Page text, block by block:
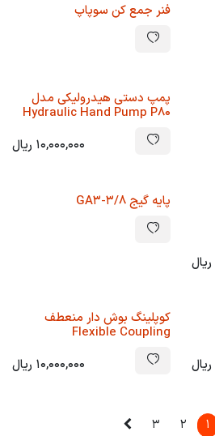
فنر جمع کن سوپاپ
پمپ دستی هیدرولیکی مدل
Hydraulic Hand Pump P80
10,000,000 ریال
ریال
پایه گیج GA3-3/8
ریال
کوپلینگ بوش دار منعطف
Flexible Coupling
10,000,000 ریال
1
2
3